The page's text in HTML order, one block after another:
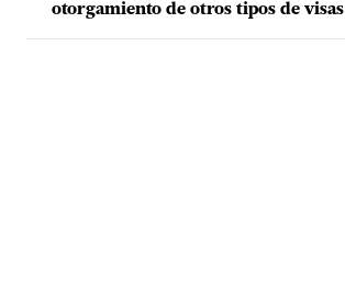
otorgamiento de otros tipos de visas